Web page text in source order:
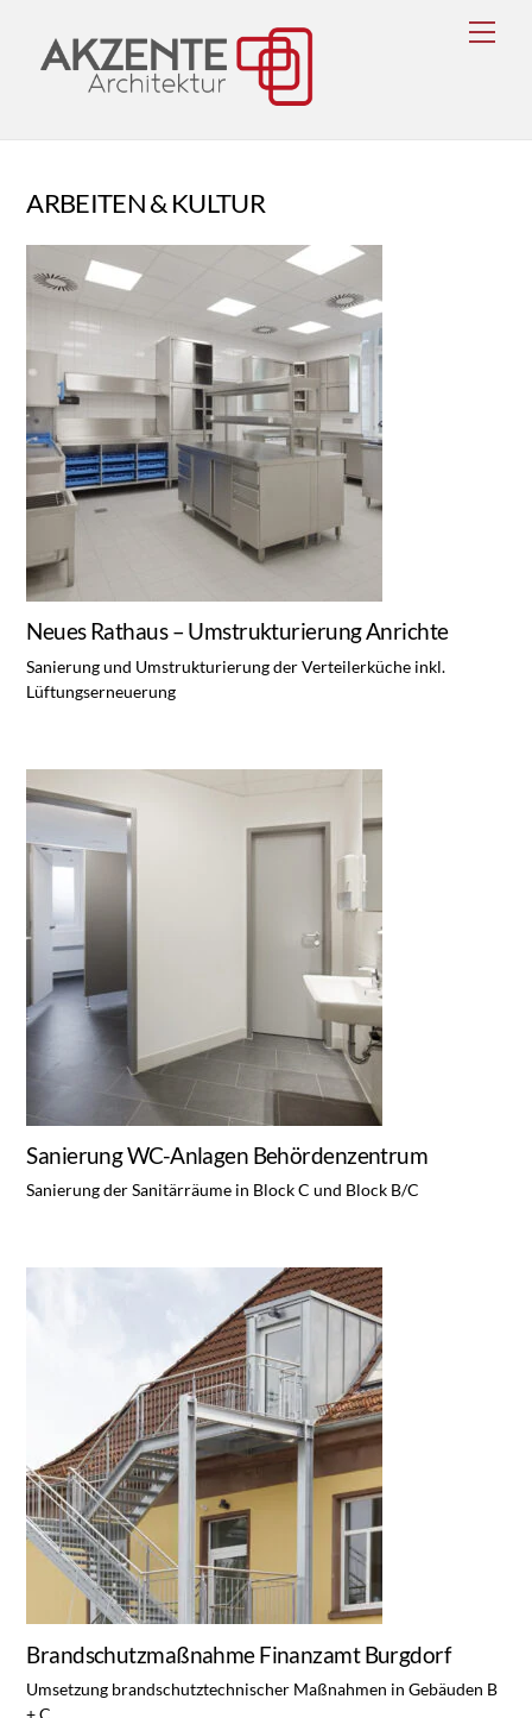
content
ARBEITEN & KULTUR
Neues Rathaus – Umstrukturierung Anrichte
Sanierung und Umstrukturierung der Verteilerküche inkl.
Lüftungserneuerung
Sanierung WC-Anlagen Behördenzentrum
Sanierung der Sanitärräume in Block C und Block B/C
Brandschutzmaßnahme Finanzamt Burgdorf
Umsetzung brandschutztechnischer Maßnahmen in Gebäuden B
+ C